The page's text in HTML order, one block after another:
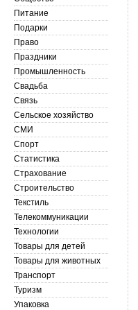
Питание
Подарки
Право
Праздники
Промышленность
Свадьба
Связь
Сельское хозяйство
СМИ
Спорт
Статистика
Страхование
Строительство
Текстиль
Телекоммуникации
Технологии
Товары для детей
Товары для животных
Транспорт
Туризм
Упаковка